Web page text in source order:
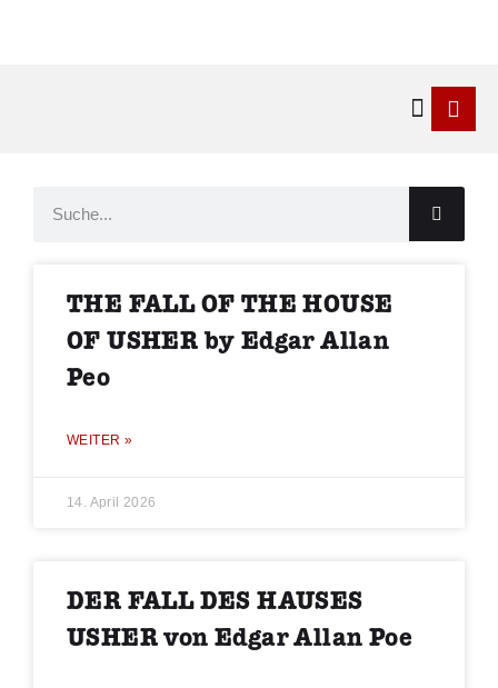
THE FALL OF THE HOUSE
OF USHER by Edgar Allan
Peo
WEITER »
14. April 2026
DER FALL DES HAUSES
USHER von Edgar Allan Poe